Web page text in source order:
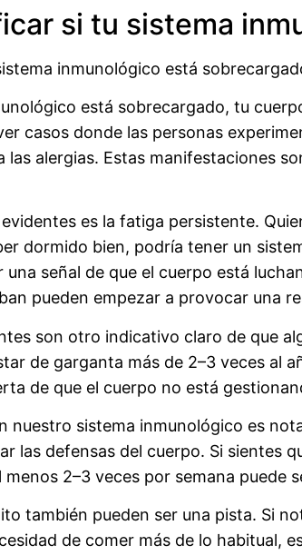
si tu sistema
inmunológico está
está sobrecargado, tu
casos donde las personas
las alergias. Estas manifestaciones
es la fatiga persistente.
dormido bien, podría tener un
una señal de que el cuerpo está
pueden empezar a provocar una
son otro indicativo claro de que
de garganta más de 2–3 veces al
de que el cuerpo no está
nuestro sistema inmunológico es
las defensas del cuerpo. Si sientes
2–3 veces por semana puede
también pueden ser una pista. Si
de comer más de lo habitual,